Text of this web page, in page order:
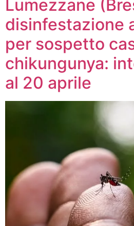
Lumezzane
disinfestazione
per sospetto
chikungunya:
al 20 aprile